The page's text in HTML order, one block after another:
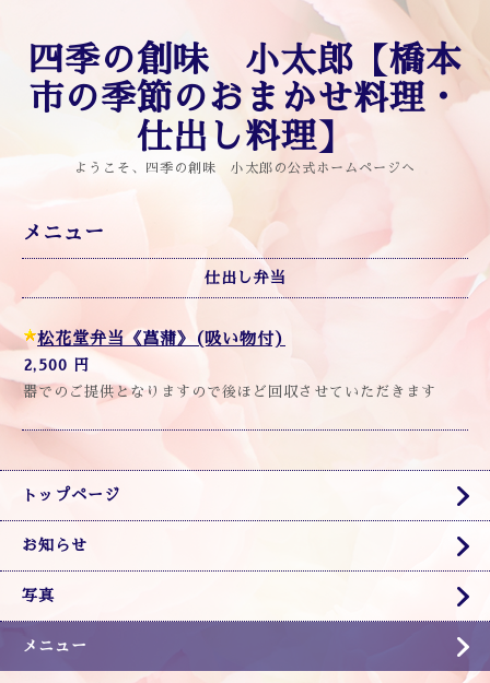
四季の創味 小太郎【橋本
市の季節のおまかせ料理・
仕出し料理】
ようこそ、四季の創味 小太郎の公式ホームページへ
メニュー
仕出し弁当
松花堂弁当《菖蒲》(吸い物付)
2,500 円
器でのご提供となりますので後ほど回収させていただきます
トップページ
お知らせ
写真
メニュー